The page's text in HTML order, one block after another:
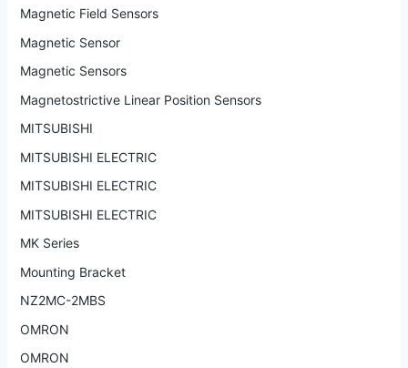
Magnetic Field Sensors
Magnetic Sensor
Magnetic Sensors
Magnetostrictive Linear Position Sensors
MITSUBISHI
MITSUBISHI ELECTRIC
MITSUBISHI ELECTRIC
MITSUBISHI ELECTRIC
MK Series
Mounting Bracket
NZ2MC-2MBS
OMRON
OMRON